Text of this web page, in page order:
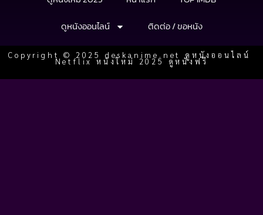
ดูหนังออนไลน์
ติดต่อ / ขอหนัง
Copyright © 2025 deskanime.net ดูหนังออนไลน์
Netflix หนังใหม่ 2025 ดูหนังฟรี